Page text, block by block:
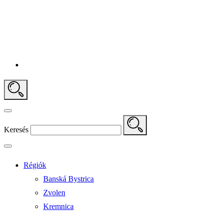
Keresés
Régiók
Banská Bystrica
Zvolen
Kremnica